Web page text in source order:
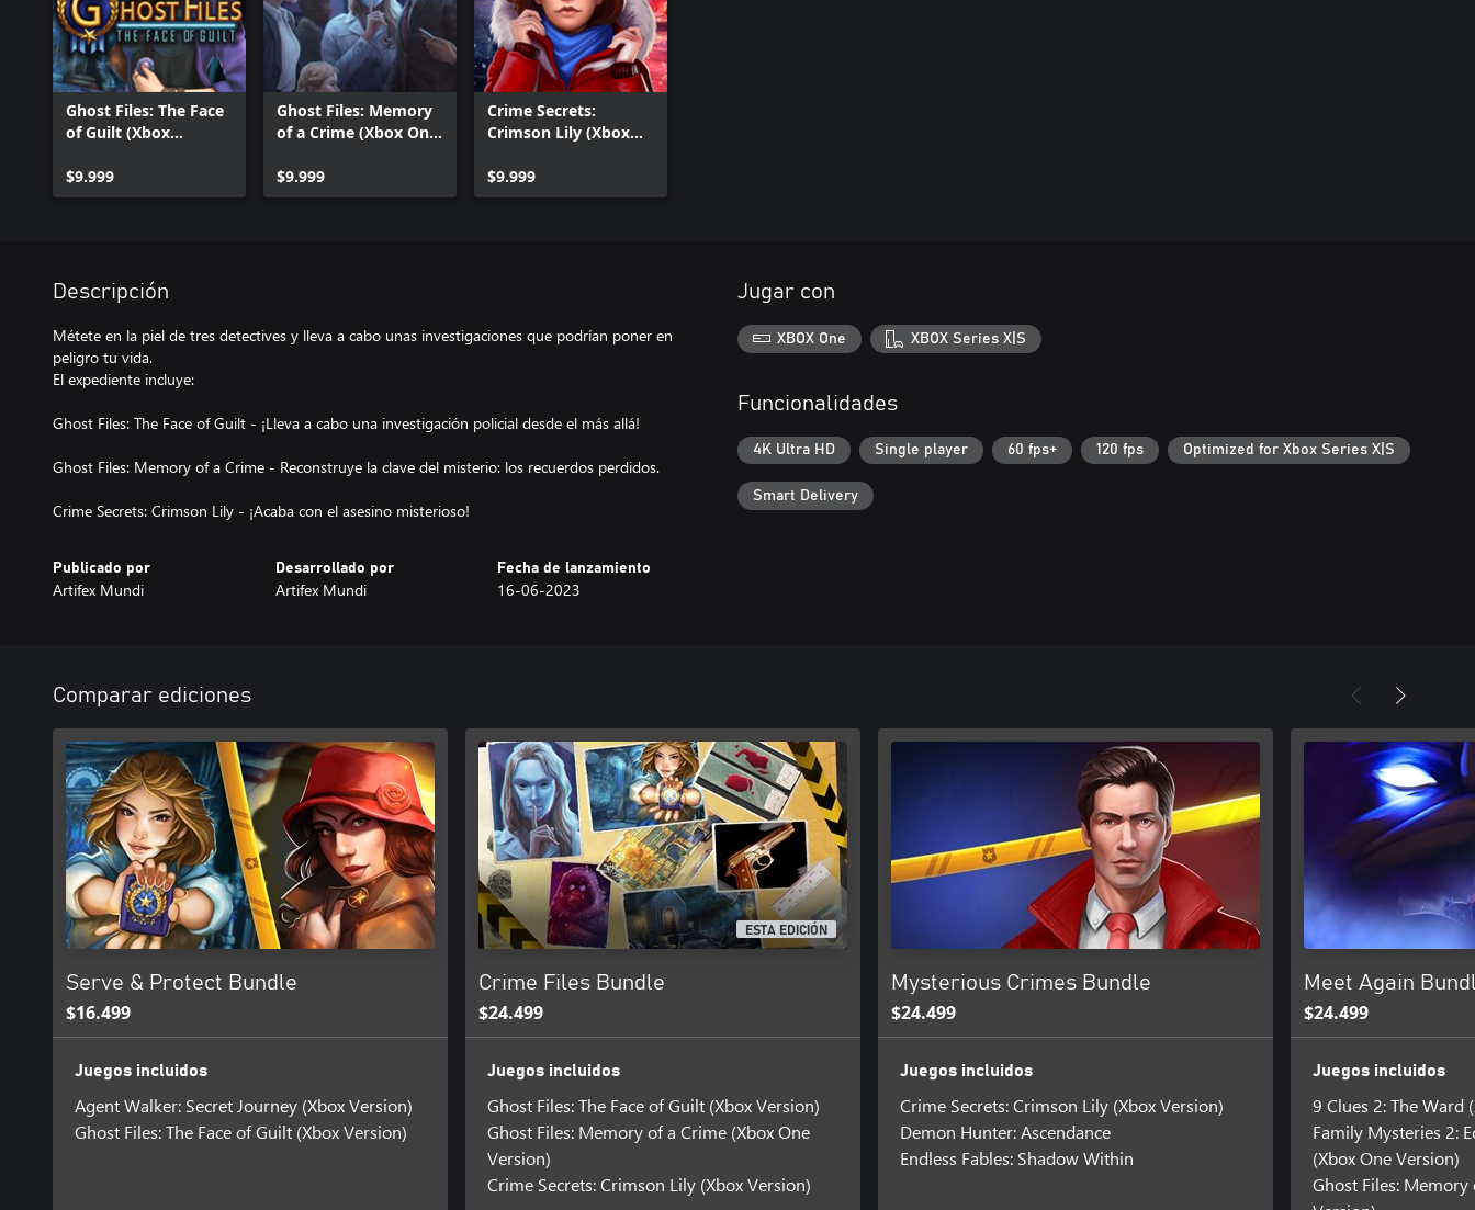
Ghost Files: The Face
of Guilt (Xbox
$9.999
Ghost Files: Memory
of a Crime (Xbox One
$9.999
Crime Secrets:
Crimson Lily (Xbox
$9.999
Descripción
Métete en la piel de tres detectives y lleva a cabo unas investigaciones que podrían poner en
peligro tu vida.
El expediente incluye:
Ghost Files: The Face of Guilt - ¡Lleva a cabo una investigación policial desde el más allá!
Ghost Files: Memory of a Crime - Reconstruye la clave del misterio: los recuerdos perdidos.
Crime Secrets: Crimson Lily - ¡Acaba con el asesino misterioso!
Publicado por
Artifex Mundi
Desarrollado por
Artifex Mundi
Fecha de lanzamiento
16-06-2023
Jugar con
XBOX One XBOX Series X|S
Funcionalidades
4K Ultra HD Single player 60 fps+ 120 fps Optimized for Xbox Series X|S
Smart Delivery
Comparar ediciones
Serve & Protect Bundle
$16.499
Juegos incluidos
Agent Walker: Secret Journey (Xbox Version)
Ghost Files: The Face of Guilt (Xbox Version)
ESTA EDICIÓN
Crime Files Bundle
$24.499
Juegos incluidos
Ghost Files: The Face of Guilt (Xbox Version)
Ghost Files: Memory of a Crime (Xbox One
Version)
Crime Secrets: Crimson Lily (Xbox Version)
Mysterious Crimes Bundle
$24.499
Juegos incluidos
Crime Secrets: Crimson Lily (Xbox Version)
Demon Hunter: Ascendance
Endless Fables: Shadow Within
Meet Again
$24.499
Juegos incluidos
9 Clues 2: The Ward
Family Mysteries 2:
(Xbox One Version)
Ghost Files: